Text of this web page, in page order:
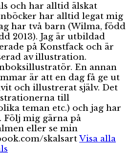
och har alltid älskat
har alltid legat mig
har två barn (Wilma, född
2013). Jag är utbildad
på Konstfack och är
av illustration.
En annan
är att en dag få ge ut
och illustrerat själv. Det
till
teman etc.) och jag har
Följ mig gärna på
eller se min
skalsartVisa alla